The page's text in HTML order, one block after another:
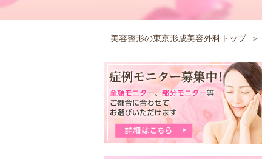
美容整形の東京形成美容外科トップ